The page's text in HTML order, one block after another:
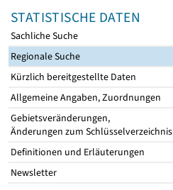
STATISTISCHE DATEN
Sachliche Suche
Regionale Suche
Kürzlich bereitgestellte Daten
Allgemeine Angaben, Zuordnungen
Gebietsveränderungen,
Änderungen zum Schlüsselverzeichnis
Definitionen und Erläuterungen
Newsletter